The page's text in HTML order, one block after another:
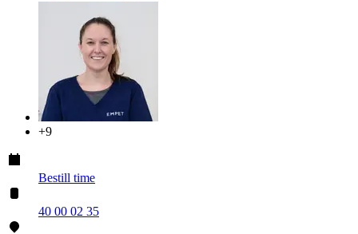
+9
Bestill time
40 00 02 35